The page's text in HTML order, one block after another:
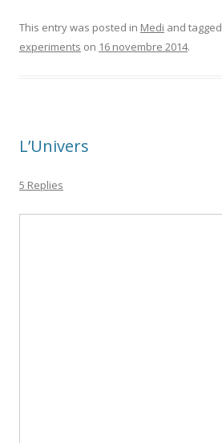
e
b
k
itt
er
m
p
This entry was posted in Medi and tagged
experiments on 16 novembre 2014.
L’Univers
5 Replies